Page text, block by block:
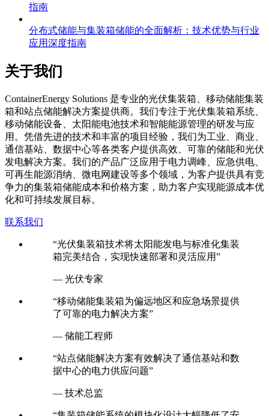
指南
分布式储能与集装箱储能的全面解析：技术优势与行业
应用深度指南
关于我们
ContainerEnergy Solutions 是专业的光伏集装箱、移动储能集装
箱和站点储能解决方案提供商。我们专注于光伏集装箱系统、
移动储能设备、太阳能电池技术和智能能源管理的研发与应
用。凭借先进的技术和丰富的项目经验，我们为工业、商业、
通信基站、数据中心等各类客户提供高效、可靠的储能和光伏
发电解决方案。我们的产品广泛应用于电力调峰、应急供电、
可再生能源消纳、微电网建设等多个领域，为客户提供具有竞
争力的集装箱储能成本和价格方案，助力客户实现能源成本优
化和可持续发展目标。
联系我们
“光伏集装箱技术将太阳能发电与标准化集装
箱完美结合，实现快速部署和灵活应用”
— 光伏专家
“移动储能集装箱为偏远地区和应急场景提供
了可靠的电力解决方案”
— 储能工程师
“站点储能解决方案有效解决了通信基站和数
据中心的电力供应问题”
— 技术总监